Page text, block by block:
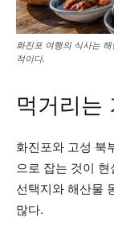
화진포 여행의 식사는
적이다.
먹거리는
화진포와 고성 북
으로 잡는 것이
선택지와 해산물
많다.